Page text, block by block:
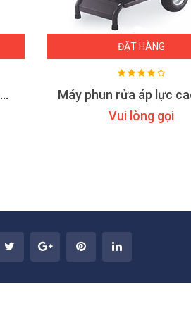
Máy phun áp lực Promac model M26
ĐẶT HÀNG
Vui lòng gọi